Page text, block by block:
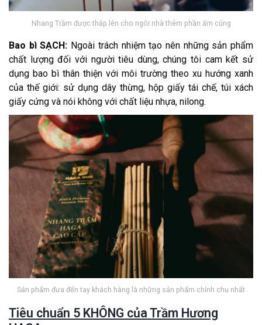
Nhang Trầm được thắp lên cho ngôi nhà thêm phần ấm cúng
Bao bì SẠCH: Ngoài trách nhiệm tạo nên những sản phẩm
chất lượng đối với người tiêu dùng, chúng tôi cam kết sử
dụng bao bì thân thiện với môi trường theo xu hướng xanh
của thế giới: sử dụng dây thừng, hộp giấy tái chế, túi xách
giấy cứng và nói không với chất liệu nhựa, nilong.
Sản phẩm đưa đến tay khách hàng là những sản phẩm chỉnh chu nhất
Tiêu chuẩn 5 KHÔNG của Trầm Hương